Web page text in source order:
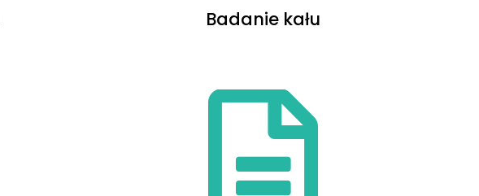
Badanie kału